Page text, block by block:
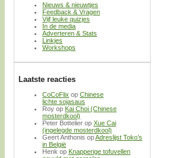
Nieuws & nieuwtjes
Feedback & Vragen
Vijf leuke quizjes
In de media
Adverteren & Stats
Linkjes
Workshops
Laatste reacties
CoCoFlix op Chinese
lichte sojasaus
Roy op Kai Choi (Chinese
mosterdkool)
Peter Bottelier op Xue Cai
(ingelegde mosterdkool)
Geert Anthonis opAdreslijst Toko’s
in België
Henk op Knapperige tofuvellen